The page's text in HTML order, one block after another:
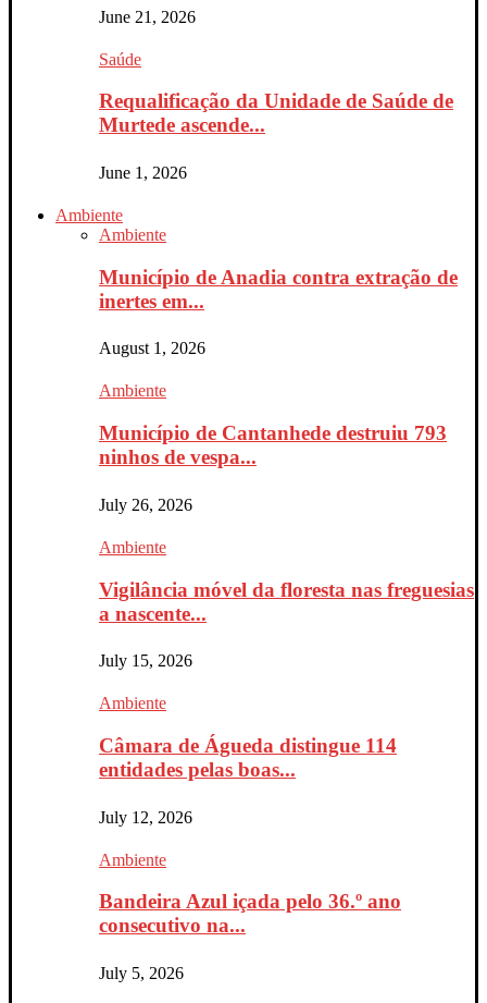
June 21, 2026
Saúde
Requalificação da Unidade de Saúde de
Murtede ascende...
June 1, 2026
Ambiente
Ambiente
Município de Anadia contra extração de
inertes em...
August 1, 2026
Ambiente
Município de Cantanhede destruiu 793
ninhos de vespa...
July 26, 2026
Ambiente
Vigilância móvel da floresta nas freguesias
a nascente...
July 15, 2026
Ambiente
Câmara de Águeda distingue 114
entidades pelas boas...
July 12, 2026
Ambiente
Bandeira Azul içada pelo 36.º ano
consecutivo na...
July 5, 2026